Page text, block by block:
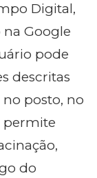
Digital,
Google
pode
descritas
posto, no
permite
do